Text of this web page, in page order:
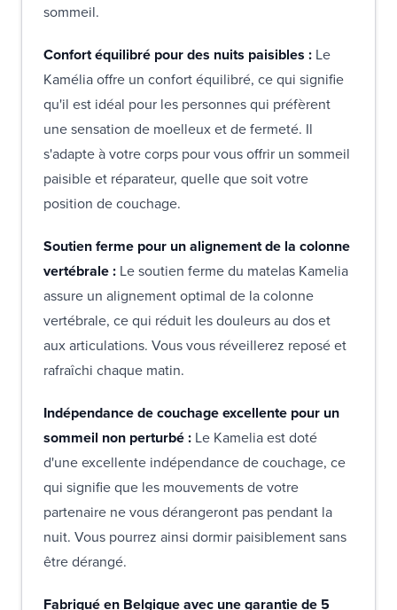
sommeil.
Confort équilibré pour des nuits paisibles : Le
Kamélia offre un confort équilibré, ce qui signifie
qu'il est idéal pour les personnes qui préfèrent
une sensation de moelleux et de fermeté. Il
s'adapte à votre corps pour vous offrir un sommeil
paisible et réparateur, quelle que soit votre
position de couchage.
Soutien ferme pour un alignement de la colonne
vertébrale : Le soutien ferme du matelas Kamelia
assure un alignement optimal de la colonne
vertébrale, ce qui réduit les douleurs au dos et
aux articulations. Vous vous réveillerez reposé et
rafraîchi chaque matin.
Indépendance de couchage excellente pour un
sommeil non perturbé : Le Kamelia est doté
d'une excellente indépendance de couchage, ce
qui signifie que les mouvements de votre
partenaire ne vous dérangeront pas pendant la
nuit. Vous pourrez ainsi dormir paisiblement sans
être dérangé.
Fabriqué en Belgique avec une garantie de 5